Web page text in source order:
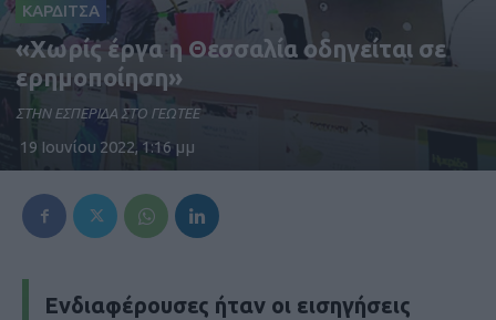
ΚΑΡΔΙΤΣΑ
«Χωρίς έργα η Θεσσαλία οδηγείται σε
ερημοποίηση»
ΣΤΗΝ ΕΣΠΕΡΙΔΑ ΣΤΟ ΓΕΩΤΕΕ
19 Ιουνίου 2022, 1:16 μμ
Ενδιαφέρουσες ήταν οι εισηγήσεις